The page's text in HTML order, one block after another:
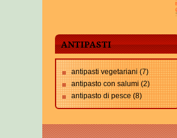
ANTIPASTI
antipasti vegetariani (7)
antipasto con salumi (2)
antipasto di pesce (8)